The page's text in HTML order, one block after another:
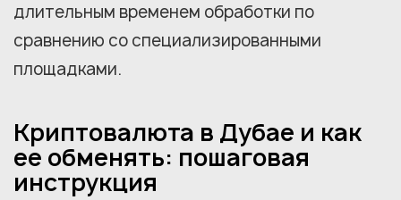
длительным временем обработки по
сравнению со специализированными
площадками.
Криптовалюта в Дубае и как
ее обменять: пошаговая
инструкция